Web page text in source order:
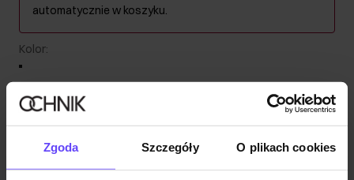
Zgoda Szczegóły O plikach cookies
automatycznie w koszyku.
Kolor:
Opis produktu